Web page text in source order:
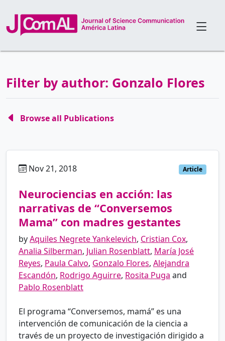
Filter by author: Gonzalo Flores
Browse all Publications
Nov 21, 2018 Article
Neurociencias en acción: las
narrativas de “Conversemos
Mama” con madres gestantes
byAquiles Negrete Yankelevich, Cristian Cox,
Analia Silberman, Julian Rosenblatt, María José
Reyes, Paula Calvo, Gonzalo Flores, Alejandra
Escandón, Rodrigo Aguirre, Rosita Puga and
Pablo Rosenblatt
El programa “Conversemos, mamá” es una
intervención de comunicación de la ciencia a
través de un proyecto de investigación dirigido a